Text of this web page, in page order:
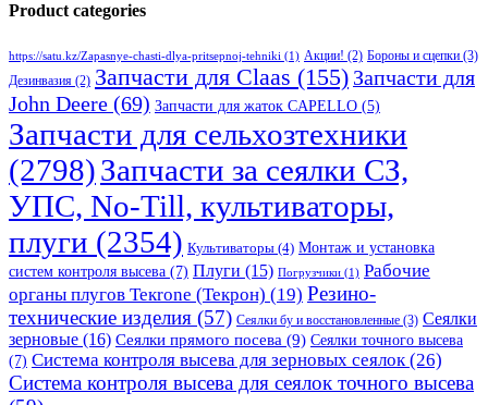
Product categories
https://satu.kz/Zapasnye-chasti-dlya-pritsepnoj-tehniki (1) Акции! (2) Бороны и сцепки (3)
Дезинвазия (2) Запчасти для Claas (155) Запчасти для
John Deere (69) Запчасти для жаток CAPELLO (5)
Запчасти для сельхозтехники
(2798)Запчасти за сеялки СЗ,
УПС, No-Till, культиваторы,
плуги (2354) Культиваторы (4) Монтаж и установка
систем контроля высева (7) Плуги (15) Погрузчики (1) Рабочие
органы плугов Текrоne (Текрон) (19) Резино-
технические изделия (57) Сеялки бу и восстановленные (3) Сеялки
зерновые (16) Сеялки прямого посева (9) Сеялки точного высева
(7) Система контроля высева для зерновых сеялок (26)
Система контроля высева для сеялок точного высева